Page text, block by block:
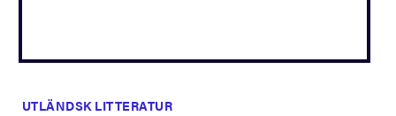
UTLÄNDSK LITTERATUR